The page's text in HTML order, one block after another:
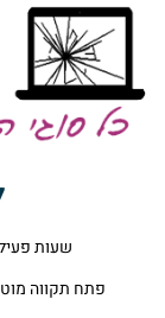
שעות פעילות א'-ה' 10:00-
פתח תקווה מוטה גור 5 קומה ראשונה ימינה